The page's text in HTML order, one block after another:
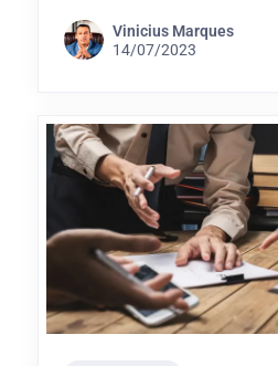
Vinicius Marques
14/07/2023